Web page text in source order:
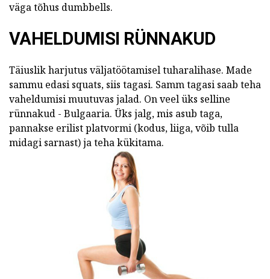
väga tõhus dumbbells.
VAHELDUMISI RÜNNAKUD
Täiuslik harjutus väljatöötamisel tuharalihase. Made
sammu edasi squats, siis tagasi. Samm tagasi saab teha
vaheldumisi muutuvas jalad. On veel üks selline
rünnakud - Bulgaaria. Üks jalg, mis asub taga,
pannakse erilist platvormi (kodus, liiga, võib tulla
midagi sarnast) ja teha kükitama.